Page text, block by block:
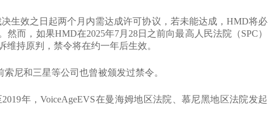
效之日起两个月内需达成许可协议，若未能达成，HMD将必
而，如果HMD在2025年7月28日之前向最高人民法院（SPC）
持原判，禁令将在约一年后生效。
尼和三星等公司也曾被颁发过禁令。
年，VoiceAgeEVS在曼海姆地区法院、慕尼黑地区法院发起